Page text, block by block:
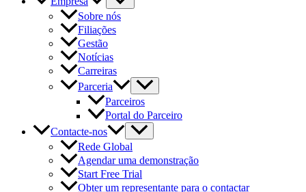
Sobre nós
Filiações
Gestão
Notícias
Carreiras
Parceria
Parceiros
Portal do Parceiro
Contacte-nos
Rede Global
Agendar uma demonstração
Start Free Trial
Obter um representante para o contactar